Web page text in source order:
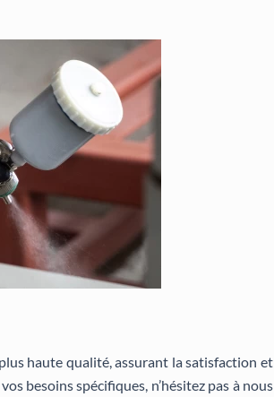
haute qualité, assurant la satisfaction et
besoins spécifiques, n’hésitez pas à nous